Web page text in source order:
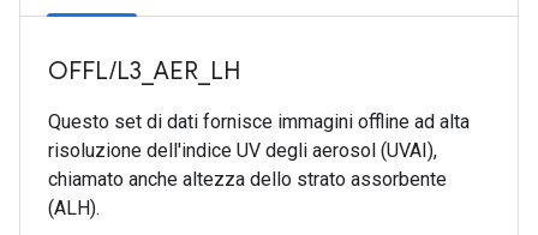
OFFL/L3_AER_LH
Questo set di dati fornisce immagini offline ad alta
risoluzione dell'indice UV degli aerosol (UVAI),
chiamato anche altezza dello strato assorbente
(ALH).